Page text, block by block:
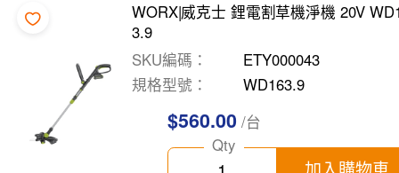
WORX|威克士 鋰電割草機淨機 20V
3.9
SKU編碼
ETY000043
規格型號
WD163.9
$560.00 /台
Qty